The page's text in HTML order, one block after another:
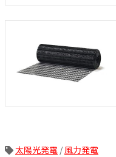
太陽光発電 / 風力発電